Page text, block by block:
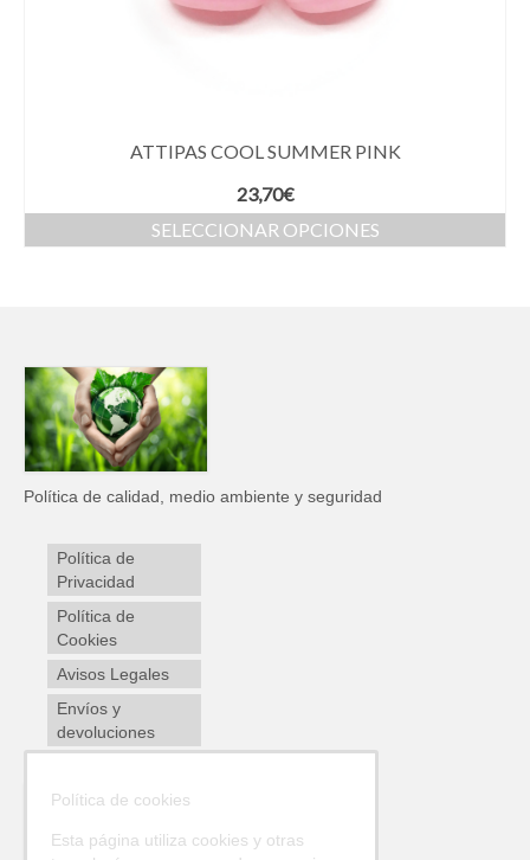
ATTIPAS COOL SUMMER PINK
23,70€
SELECCIONAR OPCIONES
Política de calidad, medio ambiente y seguridad
Política de
Privacidad
Política de
Cookies
Avisos Legales
Envíos y
devoluciones
Política de cookies
Esta página utiliza cookies y otras